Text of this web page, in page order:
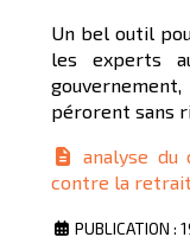
Un bel outil
les experts
pérorent sans
analyse du
contre la
PUBLICATION :